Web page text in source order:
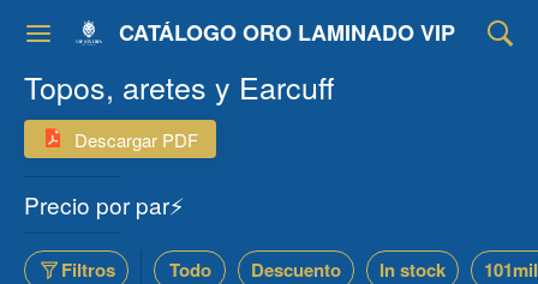
CATÁLOGO ORO LAMINADO VIP
Topos, aretes y Earcuff
Descargar PDF
Precio por par⚡
Filtros Todo Descuento In stock